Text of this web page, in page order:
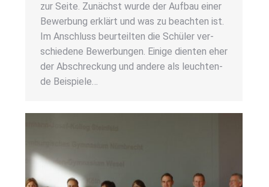
zur Sei­te. Zunächst wur­de der Auf­bau einer
Bewer­bung erklärt und was zu beach­ten ist.
Im Anschluss beur­teil­ten die Schü­ler ver­
schie­de­ne Bewer­bun­gen. Eini­ge dien­ten eher
der Abschre­ckung und ande­re als leuch­ten­
de Bei­spie­le…